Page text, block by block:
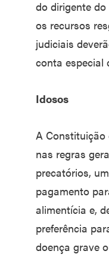
do dirigente
os recursos
judiciais
conta especial
Idosos
A Constituição
nas regras
precatórios,
pagamento
alimentícia e,
preferência
doença grave